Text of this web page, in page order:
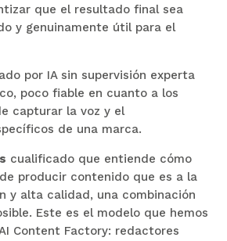
que el resultado final sea
y genuinamente útil para el
por IA sin supervisión experta
poco fiable en cuanto a los
capturar la voz y el
de una marca.
cualificado que entiende cómo
producir contenido que es a la
y alta calidad, una combinación
Este es el modelo que hemos
Content Factory: redactores